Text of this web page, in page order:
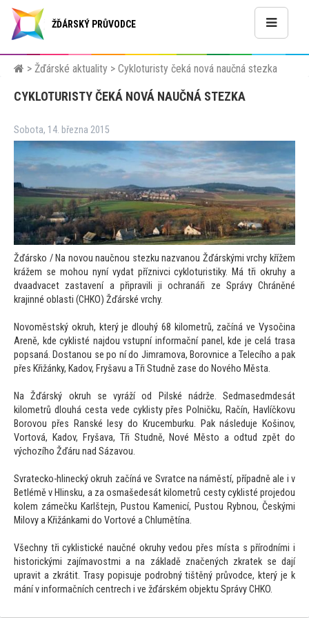
ŽĎÁRSKÝ PRŮVODCE
> Žďárské aktuality > Cykloturisty čeká nová naučná stezka
CYKLOTURISTY ČEKÁ NOVÁ NAUČNÁ STEZKA
Sobota, 14. března 2015
Žďársko / Na novou naučnou stezku nazvanou Žďárskými vrchy křížem
krážem se mohou nyní vydat příznivci cykloturistiky. Má tři okruhy a
dvaadvacet zastavení a připravili ji ochranáři ze Správy Chráněné
krajinné oblasti (CHKO) Žďárské vrchy.
Novoměstský okruh, který je dlouhý 68 kilometrů, začíná ve Vysočina
Areně, kde cyklisté najdou vstupní informační panel, kde je celá trasa
popsaná. Dostanou se po ní do Jimramova, Borovnice a Telecího a pak
přes Křižánky, Kadov, Fryšavu a Tři Studně zase do Nového Města.
Na Žďárský okruh se vyráží od Pilské nádrže. Sedmasedmdesát
kilometrů dlouhá cesta vede cyklisty přes Polničku, Račín, Havlíčkovu
Borovou přes Ranské lesy do Krucemburku. Pak následuje Košinov,
Vortová, Kadov, Fryšava, Tři Studně, Nové Město a odtud zpět do
výchozího Žďáru nad Sázavou.
Svratecko-hlinecký okruh začíná ve Svratce na náměstí, případně ale i v
Betlémě v Hlinsku, a za osmašedesát kilometrů cesty cyklisté projedou
kolem zámečku Karlštejn, Pustou Kamenicí, Pustou Rybnou, Českými
Milovy a Křižánkami do Vortové a Chlumětína.
Všechny tři cyklistické naučné okruhy vedou přes místa s přírodními i
historickými zajímavostmi a na základě značených zkratek se dají
upravit a zkrátit. Trasy popisuje podrobný tištěný průvodce, který je k
mání v informačních centrech i ve žďárském objektu Správy CHKO.